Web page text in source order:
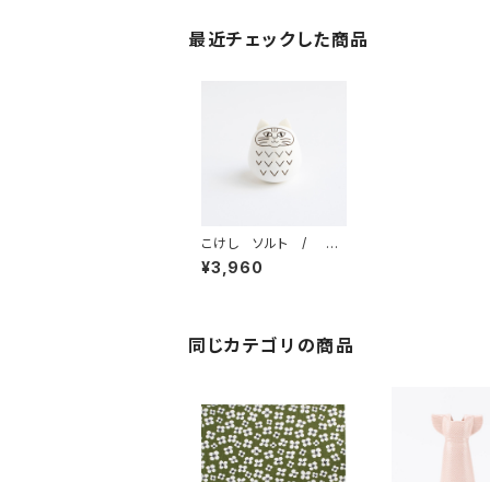
最近チェックした商品
こけし ソルト / Li
sa Larson リサ・ラー
ソン
¥3,960
同じカテゴリの商品